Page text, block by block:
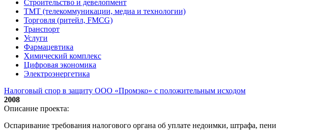
Строительство и девелопмент
ТМТ (телекоммуникации, медиа и технологии)
Торговля (ритейл, FMCG)
Транспорт
Услуги
Фармацевтика
Химический комплекс
Цифровая экономика
Электроэнергетика
Налоговый спор в защиту ООО «Промэко» с положительным исходом
2008
Описание проекта:
Оспаривание требования налогового органа об уплате недоимки, штрафа, пени